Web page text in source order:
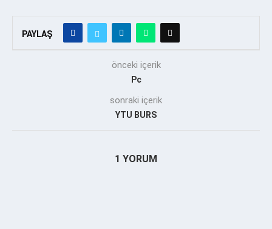
PAYLAŞ
önceki içerik
Pc
sonraki içerik
YTU BURS
1 YORUM